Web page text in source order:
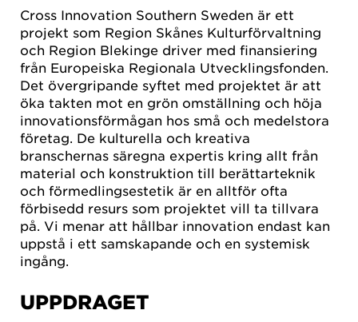
Cross Innovation Southern Sweden är ett
projekt som Region Skånes Kulturförvaltning
och Region Blekinge driver med finansiering
från Europeiska Regionala Utvecklingsfonden.
Det övergripande syftet med projektet är att
öka takten mot en grön omställning och höja
innovationsförmågan hos små och medelstora
företag. De kulturella och kreativa
branschernas säregna expertis kring allt från
material och konstruktion till berättarteknik
och förmedlingsestetik är en alltför ofta
förbisedd resurs som projektet vill ta tillvara
på. Vi menar att hållbar innovation endast kan
uppstå i ett samskapande och en systemisk
ingång.
UPPDRAGET